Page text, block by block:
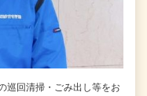
巡回清掃・ごみ出し等をお